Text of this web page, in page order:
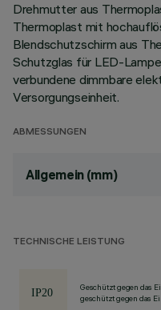
Drehmutter aus
Thermoplast mit
Blendschutzschirm aus
Schutzglas für LED-
verbundene dimmbare
Versorgungseinheit.
ABMESSUNGEN
Allgemein (mm)
TECHNISCHE LEISTUNG
Geschützt gegen das
geschützt gegen das